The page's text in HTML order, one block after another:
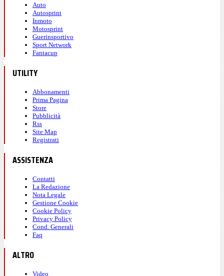
Auto
Autosprint
Inmoto
Motosprint
Guerinsportivo
Sport Network
Fantacup
UTILITY
Abbonamenti
Prima Pagina
Store
Pubblicità
Rss
Site Map
Registrati
ASSISTENZA
Contatti
La Redazione
Nota Legale
Gestione Cookie
Cookie Policy
Privacy Policy
Cond. Generali
Faq
ALTRO
Video